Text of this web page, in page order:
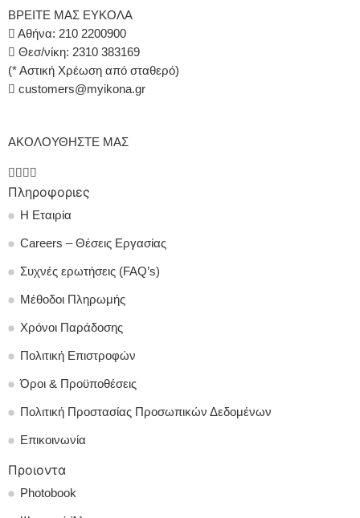
ΒΡΕΙΤΕ ΜΑΣ ΕΥΚΟΛΑ
Αθήνα: 210 2200900
Θεσ/νίκη: 2310 383169
(* Αστική Χρέωση από σταθερό)
customers@myikona.gr
ΑΚΟΛΟΥΘΗΣΤΕ ΜΑΣ
Πληροφοριες
Η Εταιρία
Careers – Θέσεις Εργασίας
Συχνές ερωτήσεις (FAQ’s)
Μέθοδοι Πληρωμής
Χρόνοι Παράδοσης
Πολιτική Επιστροφών
Όροι & Προϋποθέσεις
Πολιτική Προστασίας Προσωπικών Δεδομένων
Επικοινωνία
Προιοντα
Photobook